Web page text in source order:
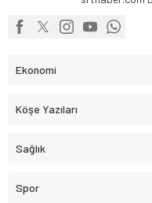
Ekonomi
Köşe Yazıları
Sağlık
Spor